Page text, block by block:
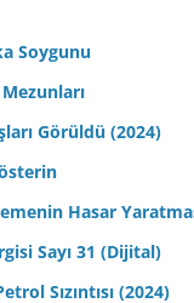
Soygunu
Görüldü (2024)
Hasar
Sayı 31 (Dijital)
Sızıntısı (2024)